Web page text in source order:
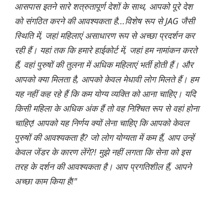
आसपास इतने सारे शत्रुतापूर्ण देशों के साथ, आपको पूरे देश
को संगठित करने की आवश्यकता है...विशेष रूप से JAG जैसी
स्थिति में, जहां महिलाएं असाधारण रूप से अच्छा प्रदर्शन कर
रही हैं। यहां तक कि हमारे हाईकोर्ट में, जहां हम नामांकन करते
हैं, वहां पुरुषों की तुलना में अधिक महिलाएं भर्ती होती हैं। और
आपको क्या मिलता है, आपको केवल मेधावी लोग मिलते हैं। हम
यह नहीं कह रहे हैं कि कम योग्य व्यक्ति को आना चाहिए। यदि
किसी महिला के अधिक अंक हैं तो वह निश्चित रूप से वहां होना
चाहिए! आपको यह निर्णय क्यों लेना चाहिए कि आपको केवल
पुरुषों की आवश्यकता है? जो लोग योग्यता में कम हैं, आप उन्हें
केवल जेंडर के कारण लेंगे?! मुझे नहीं लगता कि सेना को इस
तरह के दर्शन की आवश्यकता है। आप प्रगतिशील हैं, आपने
अच्छा काम किया है!"